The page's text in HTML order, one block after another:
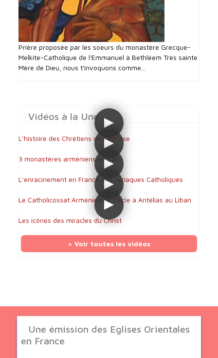
Prière proposée par les soeurs du monastère Grecque-
Melkite-Catholique de l'Emmanuel à Bethléem Très sainte
Mère de Dieu, nous t'invoquons comme...
Vidéos à la Une
L’histoire des Chrétiens du Caucase
3 monastères arméniens en Iran
L’enracinement en France des syriaques Catholiques
Le Catholicossat Arménien de Cilicie à Antélias au Liban
Les icônes des miracles du Christ
> Voir toutes les vidéos
Une émission des Eglises Orientales
en France